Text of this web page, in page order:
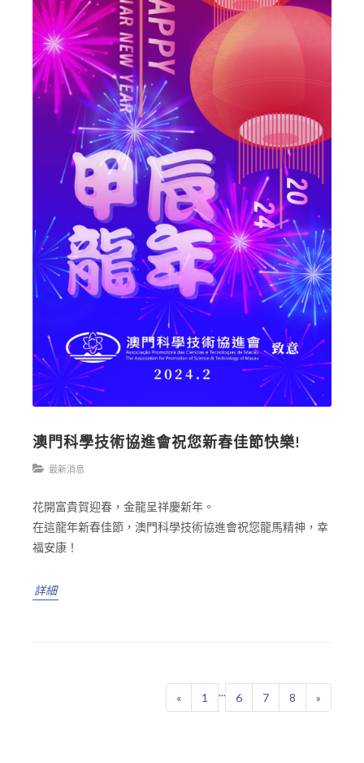
澳門科學技術協進會祝您新春佳節快樂!
最新消息
花開富貴賀迎春，金龍呈祥慶新年。
在這龍年新春佳節，澳門科學技術協進會祝您龍馬精神，幸
福安康！
詳細
« 1 ... 6 7 8 »